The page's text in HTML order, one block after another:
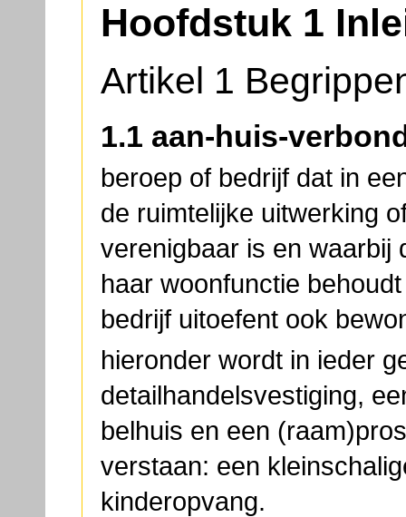
Hoofdstuk 1
Artikel 1
1.1 aan-huis-
beroep of bedrijf dat in
de ruimtelijke uitwerking
verenigbaar is en waarbij
haar woonfunctie
bedrijf uitoefent ook
hieronder wordt in ieder
detailhandelsvestiging,
belhuis en een
verstaan: een
kinderopvang.